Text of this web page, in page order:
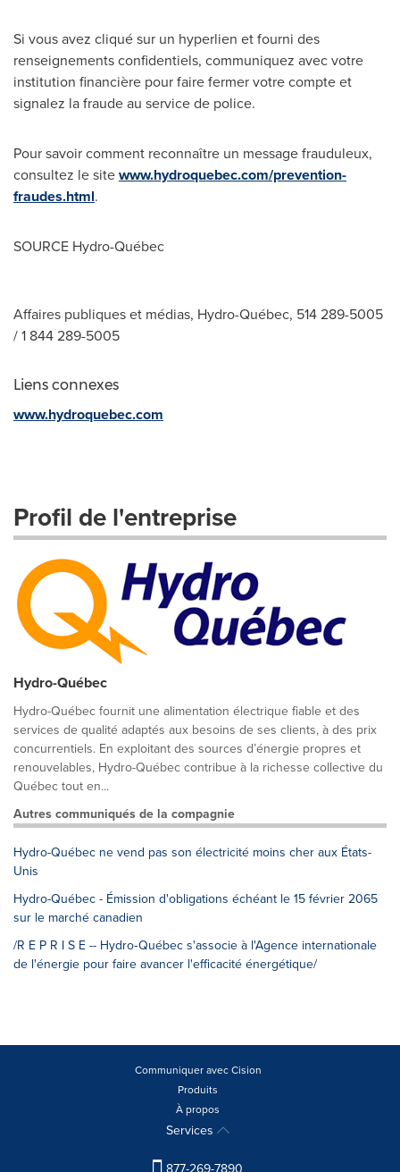
Si vous avez cliqué sur un hyperlien et fourni des
renseignements confidentiels, communiquez avec votre
institution financière pour faire fermer votre compte et
signalez la fraude au service de police.
Pour savoir comment reconnaître un message frauduleux,
consultez le sitewww.hydroquebec.com/prevention-
fraudes.html.
SOURCE Hydro-Québec
Affaires publiques et médias, Hydro-Québec, 514 289-5005
/ 1 844 289-5005
Liens connexes
www.hydroquebec.com
Profil de l'entreprise
Hydro-Québec
Hydro-Québec fournit une alimentation électrique fiable et des
services de qualité adaptés aux besoins de ses clients, à des prix
concurrentiels. En exploitant des sources d’énergie propres et
renouvelables, Hydro-Québec contribue à la richesse collective du
Québec tout en...
Autres communiqués de la compagnie
Hydro-Québec ne vend pas son électricité moins cher aux États-
Unis
Hydro-Québec - Émission d'obligations échéant le 15 février 2065
sur le marché canadien
/R E P R I S E -- Hydro‑Québec s'associe à l'Agence internationale
de l'énergie pour faire avancer l'efficacité énergétique/
Communiquer avec Cision
Produits
À propos
Services